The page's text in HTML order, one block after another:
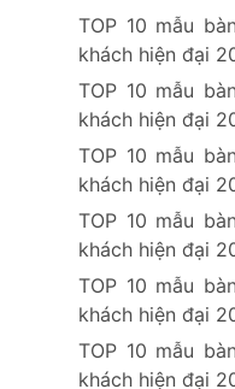
TOP 10 mẫu
khách hiện đại
TOP 10 mẫu
khách hiện đại
TOP 10 mẫu
khách hiện đại
TOP 10 mẫu
khách hiện đại
TOP 10 mẫu
khách hiện đại
TOP 10 mẫu
khách hiện đại